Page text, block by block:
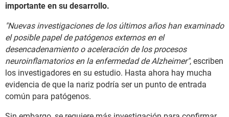
importante en su desarrollo.
"Nuevas investigaciones de los últimos años han examinado
el posible papel de patógenos externos en el
desencadenamiento o aceleración de los procesos
neuroinflamatorios en la enfermedad de Alzheimer", escriben
los investigadores en su estudio. Hasta ahora hay mucha
evidencia de que la nariz podría ser un punto de entrada
común para patógenos.